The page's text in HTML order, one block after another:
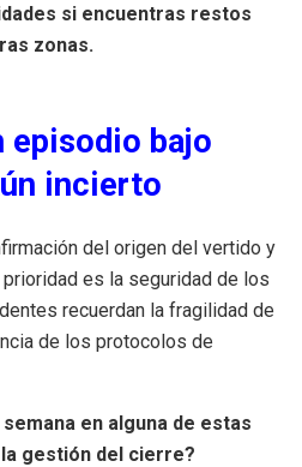
si encuentras restos
zonas.
episodio bajo
incierto
del origen del vertido y
es la seguridad de los
recuerdan la fragilidad de
de los protocolos de
en alguna de estas
gestión del cierre?